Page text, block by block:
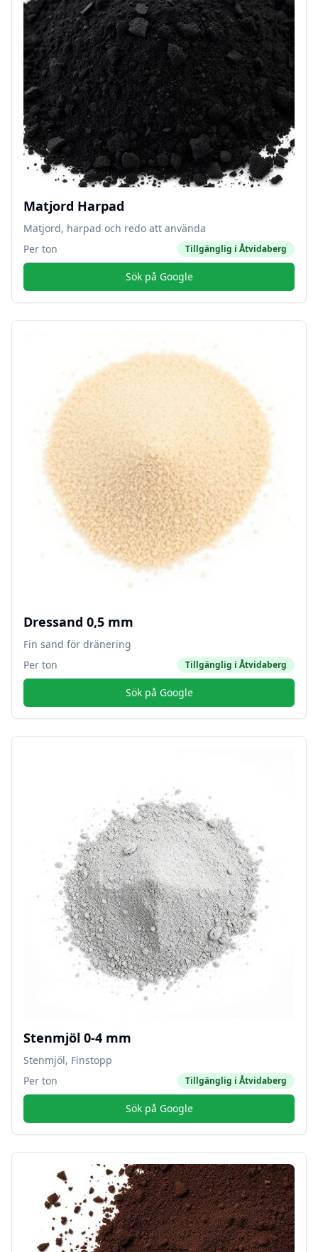
Matjord Harpad
Matjord, harpad och redo att använda
Per ton
Tillgänglig i Åtvidaberg
Sök på Google
Dressand 0,5 mm
Fin sand för dränering
Per ton
Tillgänglig i Åtvidaberg
Sök på Google
Stenmjöl 0-4 mm
Stenmjöl, Finstopp
Per ton
Tillgänglig i Åtvidaberg
Sök på Google